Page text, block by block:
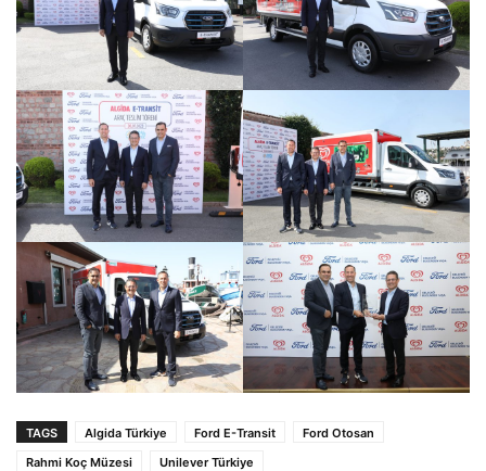
TAGS Algida Türkiye Ford E-Transit
Ford Otosan
Rahmi Koç Müzesi
Unilever Türkiye